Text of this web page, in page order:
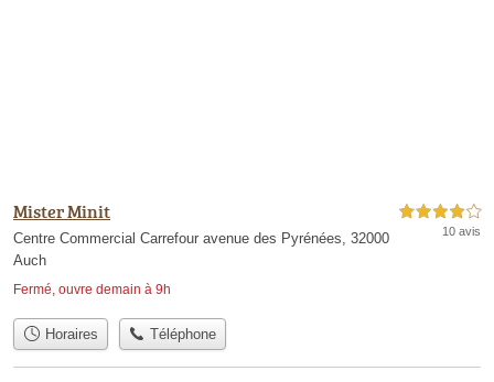
Mister Minit
Centre Commercial Carrefour avenue des Pyrénées, 32000
Auch
Fermé, ouvre demain à 9h
4,0 étoiles sur 5
10 avis
Horaires Téléphone